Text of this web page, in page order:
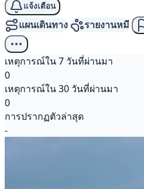
แจ้งเตือน
แผนเดินทาง รายงานหมี
เหตุการณ์ใน 7 วันที่ผ่านมา
0
เหตุการณ์ใน 30 วันที่ผ่านมา
0
การปรากฏตัวล่าสุด
-